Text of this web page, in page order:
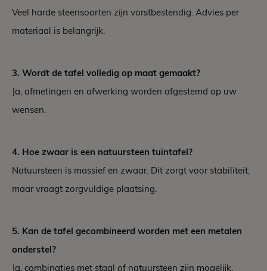
Veel harde steensoorten zijn vorstbestendig. Advies per
materiaal is belangrijk.
3. Wordt de tafel volledig op maat gemaakt?
Ja, afmetingen en afwerking worden afgestemd op uw
wensen.
4. Hoe zwaar is een natuursteen tuintafel?
Natuursteen is massief en zwaar. Dit zorgt voor stabiliteit,
maar vraagt zorgvuldige plaatsing.
5. Kan de tafel gecombineerd worden met een metalen
onderstel?
Ja, combinaties met staal of natuursteen zijn mogelijk.